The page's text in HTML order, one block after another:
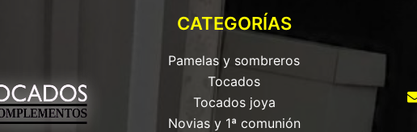
CATEGORÍAS
Pamelas y sombreros
Tocados
Tocados joya
Novias y 1ª comunión